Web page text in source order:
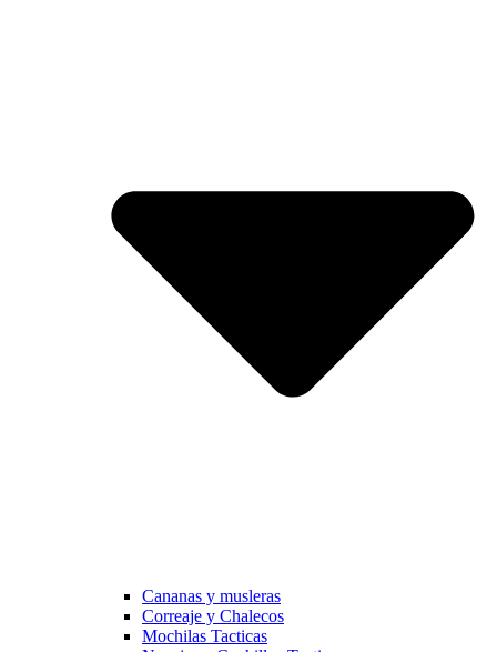
Cananas y musleras
Correaje y Chalecos
Mochilas Tacticas